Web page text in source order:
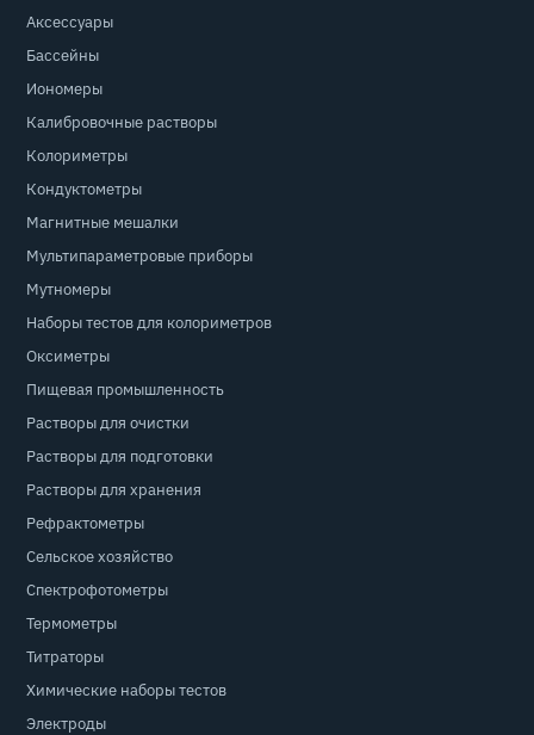
Аксессуары
Бассейны
Иономеры
Калибровочные растворы
Колориметры
Кондуктометры
Магнитные мешалки
Мультипараметровые приборы
Мутномеры
Наборы тестов для колориметров
Оксиметры
Пищевая промышленность
Растворы для очистки
Растворы для подготовки
Растворы для хранения
Рефрактометры
Сельское хозяйство
Спектрофотометры
Термометры
Титраторы
Химические наборы тестов
Электроды